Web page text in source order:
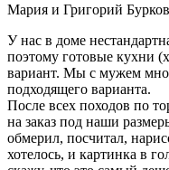
Мария и Григорий
У нас в доме
поэтому готовые кухни
вариант. Мы с мужем
подходящего варианта.
После всех походов по
на заказ под наши
обмерил, посчитал,
хотелось, и картинка в